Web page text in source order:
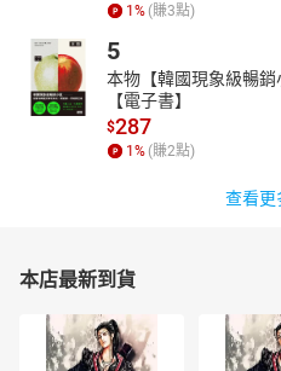
1 % (賺3點)
5
本物【韓國現象級暢銷
【電子書】
$287
1 % (賺2點)
查看更
本店最新到貨